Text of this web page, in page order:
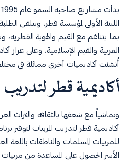
اللبنة الأولى لمؤسسة قطر. ويتلقى
بما يتناغم مع القيم والهوية
العربية والقيم الإسلامية. وعلى غرار
أُنشئت أكاديميات أخرى مماثلة في
أكاديمية قطر لتدريب
وتماشياً مع شغفها بالثقافة والتراث
أكاديمية قطر لتدريب المربيات لتوفير
للمربيات المسلمات والناطقات باللغة
الأسر الحصول على المساعدة من